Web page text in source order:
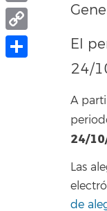
El
24/
A
24/
Las
de
Email
Copy